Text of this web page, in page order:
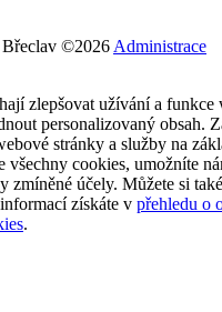
©2026Administrace
zlepšovat užívání a
personalizovaný obsah.
stránky a služby na
všechny cookies, umožníte
zmíněné účely. Můžete si
získáte v přehledu o
.